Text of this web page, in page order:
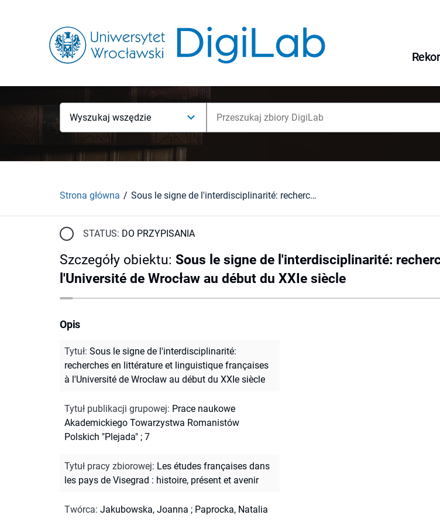
Wyszukaj wszędzie
Strona główna Sous le signe de l'interdisciplinarité: recherches en littérature et linguistique françaises à l'Université de Wrocław au début du XXIe siècle
STATUS: DO PRZYPISANIA
Szczegóły obiektu: Sous le signe de l'interdisciplinarité:
l'Université de Wrocław au début du XXIe siècle
Opis
Tytuł: Sous le signe de l'interdisciplinarité:
recherches en littérature et linguistique françaises
à l'Université de Wrocław au début du XXIe siècle
Tytuł publikacji grupowej: Prace naukowe
Akademickiego Towarzystwa Romanistów
Polskich "Plejada" ; 7
Tytuł pracy zbiorowej: Les études françaises dans
les pays de Visegrad : histoire, présent et avenir
Twórca: Jakubowska, Joanna ; Paprocka, Natalia